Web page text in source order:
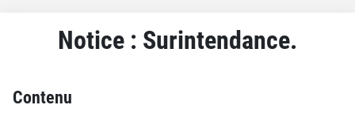
Notice : Surintendance.
Contenu